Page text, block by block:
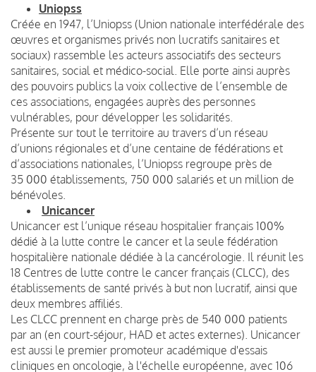
Uniopss
Créée en 1947, l’Uniopss (Union nationale interfédérale des
œuvres et organismes privés non lucratifs sanitaires et
sociaux) rassemble les acteurs associatifs des secteurs
sanitaires, social et médico-social. Elle porte ainsi auprès
des pouvoirs publics la voix collective de l’ensemble de
ces associations, engagées auprès des personnes
vulnérables, pour développer les solidarités.
Présente sur tout le territoire au travers d’un réseau
d’unions régionales et d’une centaine de fédérations et
d’associations nationales, l’Uniopss regroupe près de
35 000 établissements, 750 000 salariés et un million de
bénévoles.
Unicancer
Unicancer est l’unique réseau hospitalier français 100%
dédié à la lutte contre le cancer et la seule fédération
hospitalière nationale dédiée à la cancérologie. Il réunit les
18 Centres de lutte contre le cancer français (CLCC), des
établissements de santé privés à but non lucratif, ainsi que
deux membres affiliés.
Les CLCC prennent en charge près de 540 000 patients
par an (en court-séjour, HAD et actes externes). Unicancer
est aussi le premier promoteur académique d'essais
cliniques en oncologie, à l'échelle européenne, avec 106